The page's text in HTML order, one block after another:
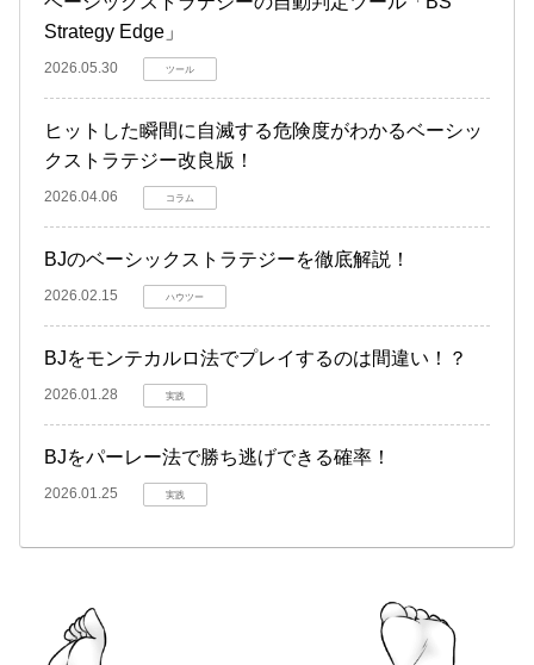
Strategy Edge」
2026.05.30 ツール
ヒットした瞬間に自滅する危険度がわかるベーシッ
クストラテジー改良版！
2026.04.06 コラム
BJのベーシックストラテジーを徹底解説！
2026.02.15 ハウツー
BJをモンテカルロ法でプレイするのは間違い！？
2026.01.28 実践
BJをパーレー法で勝ち逃げできる確率！
2026.01.25 実践